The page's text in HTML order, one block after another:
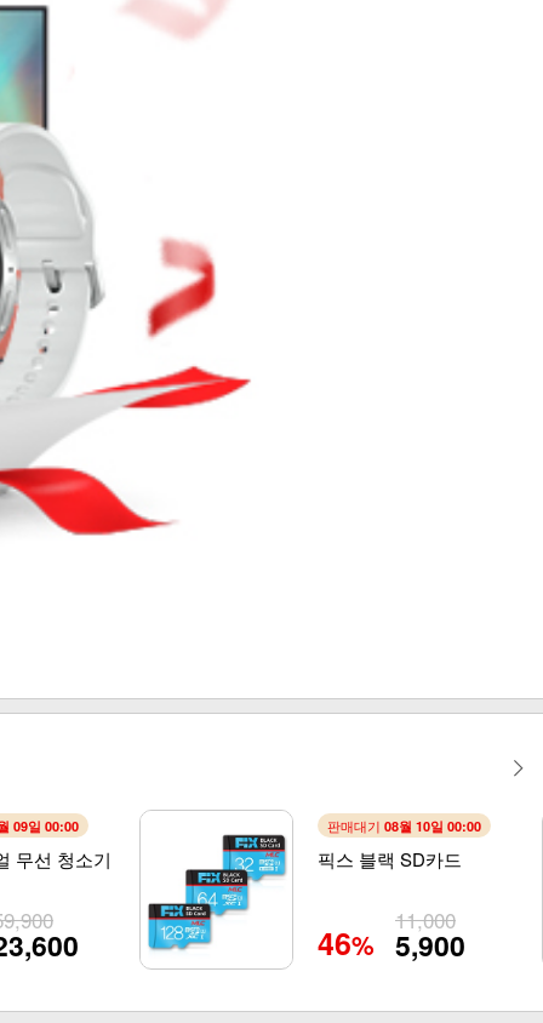
09일 00:00
무선 청소기
판매대기 08월 10일 00:00
픽스 블랙 SD카드
46%
11,000
5,900